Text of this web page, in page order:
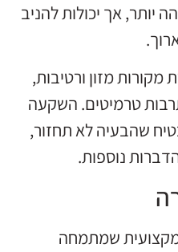
יותר, אך יכולות להניב
מקורות מזון ורטיבות,
טרמיטים. השקעה
שהבעיה לא תחזור,
נוספות.
שמתמחה